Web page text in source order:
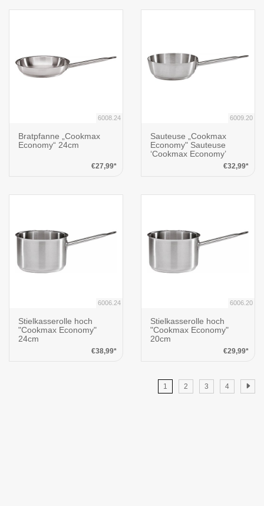
6008.24
Bratpfanne „Cookmax
Economy“ 24cm
€27,99*
6009.20
Sauteuse „Cookmax
Economy" Sauteuse
‘Cookmax Economy’
€32,99*
6006.24
Stielkasserolle hoch
"Cookmax Economy"
24cm
€38,99*
6006.20
Stielkasserolle hoch
"Cookmax Economy"
20cm
€29,99*
1 2 3 4